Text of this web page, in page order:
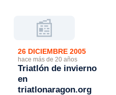
📰
26 DICIEMBRE 2005
hace más de 20 años
Triatlón de invierno
en
triatlonaragon.org